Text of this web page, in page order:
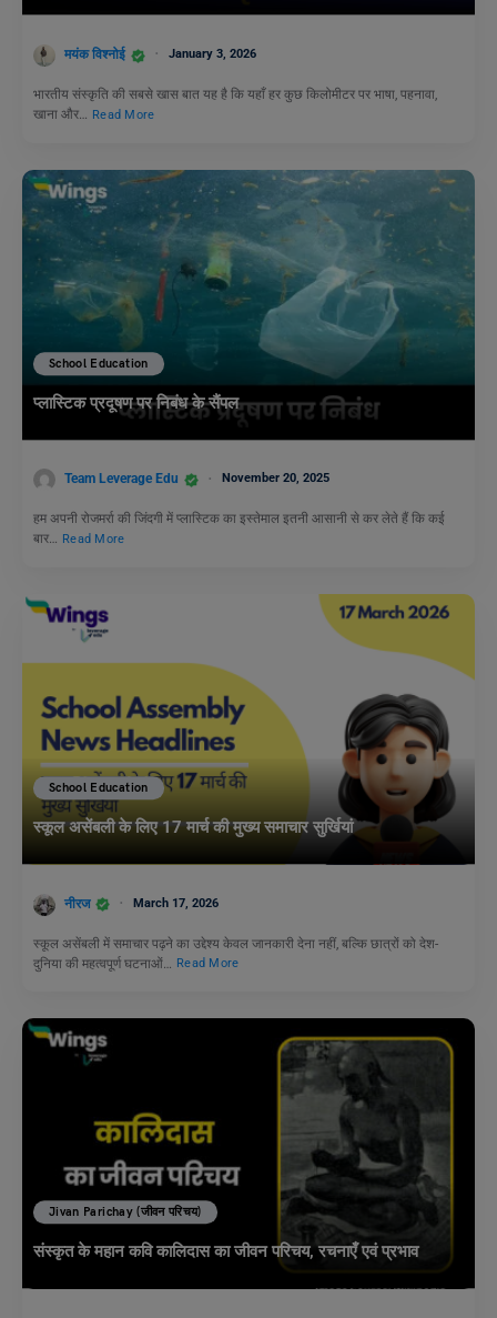
मयंक विश्नोई January 3, 2026
भारतीय संस्कृति की सबसे खास बात यह है कि यहाँ हर कुछ किलोमीटर पर भाषा, पहनावा,
खाना और…
Read More
School Education
प्लास्टिक प्रदूषण पर निबंध के सैंपल
Team Leverage Edu November 20, 2025
हम अपनी रोजमर्रा की जिंदगी में प्लास्टिक का इस्तेमाल इतनी आसानी से कर लेते हैं कि कई
बार… Read More
School Education
स्कूल असेंबली के लिए 17 मार्च की मुख्य समाचार सुर्खियां
नीरज March 17, 2026
स्कूल असेंबली में समाचार पढ़ने का उद्देश्य केवल जानकारी देना नहीं, बल्कि छात्रों को देश-
दुनिया की महत्वपूर्ण घटनाओं…
Read More
Jivan Parichay (जीवन परिचय)
संस्कृत के महान कवि कालिदास का जीवन परिचय, रचनाएँ एवं प्रभाव